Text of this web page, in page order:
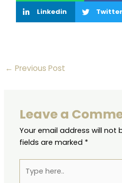
Linkedin Twitter
← Previous Post
Leave a
Your email address will not
fields are marked *
here..